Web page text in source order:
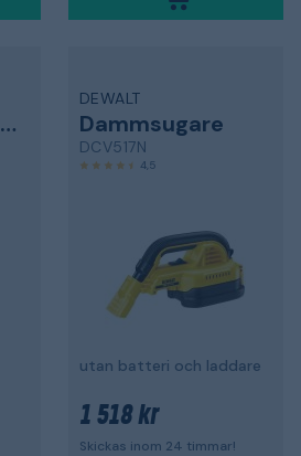
Handdammsugare
DEWALT
Dammsugare
DCV517N
4,5
utan batteri och laddare
1 518 kr
Skickas inom 24 timmar!